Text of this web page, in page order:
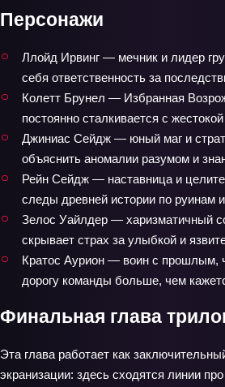
Персонажи
Ллойд Ирвинг — мечник и лидер
себя ответственность за
Колетт Брунел — Избранная
постоянно сталкивается с
Джиниас Сейдж — юный маг и
объяснить аномалии разумом и
Рейн Сейдж — наставница и
следы древней истории по руинам
Зелос Уайлдер — харизматичный
скрывает страх за улыбкой и
Кратос Аурион — воин с прошлым,
дорогу команды больше, чем
Финальная глава
Эта глава работает как
экранизации: здесь сходятся линии